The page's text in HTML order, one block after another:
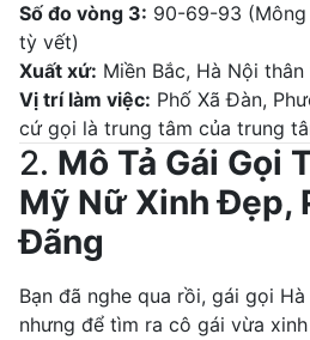
Số đo vòng 3: 90-69-93 (Mông
tỳ vết)
Xuất xứ: Miền Bắc, Hà Nội thân
Vị trí làm việc: Phố Xã Đàn,
cứ gọi là trung tâm của trung
2. Mô Tả Gái Gọi
Mỹ Nữ Xinh Đẹp,
Đãng
Bạn đã nghe qua rồi, gái gọi
nhưng để tìm ra cô gái vừa